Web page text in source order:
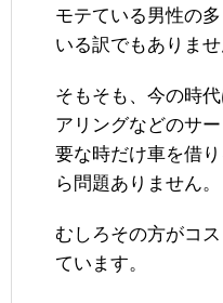
モテている男性の
いる訳でもありませ
そもそも、今の時
アリングなどのサ
要な時だけ車を借
ら問題ありません。
むしろその方がコ
ています。